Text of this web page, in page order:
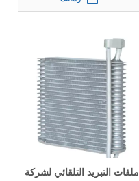
ملفات التبريد التلقائي لشركة